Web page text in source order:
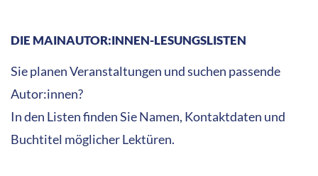
DIE MAINAUTOR:INNEN-LESUNGSLISTEN
Sie planen Veranstaltungen und suchen passende
Autor:innen?
In den Listen finden Sie Namen, Kontaktdaten und
Buchtitel möglicher Lektüren.